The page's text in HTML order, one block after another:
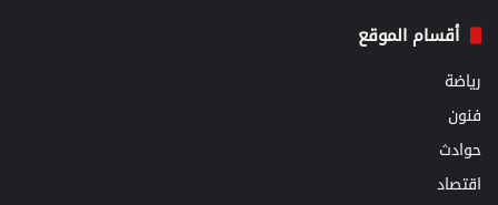
أقسام الموقع
رياضة
فنون
حوادث
اقتصاد